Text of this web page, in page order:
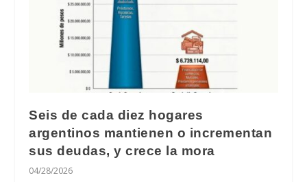
Seis de cada diez hogares
argentinos mantienen o incrementan
sus deudas, y crece la mora
04/28/2026